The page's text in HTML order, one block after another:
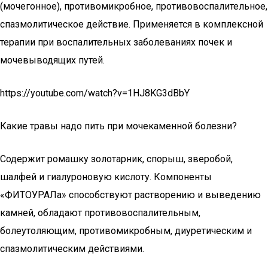
(мочегонное), противомикробное, противовоспалительное,
спазмолитическое действие. Применяется в комплексной
терапии при воспалительных заболеваниях почек и
мочевыводящих путей.
https://youtube.com/watch?v=1HJ8KG3dBbY
Какие травы надо пить при мочекаменной болезни?
Содержит ромашку золотарник, спорыш, зверобой,
шалфей и гиалуроновую кислоту. Компоненты
«ФИТОУРАЛа» способствуют растворению и выведению
камней, обладают противовоспалительным,
болеутоляющим, противомикробным, диуретическим и
спазмолитическим действиями.